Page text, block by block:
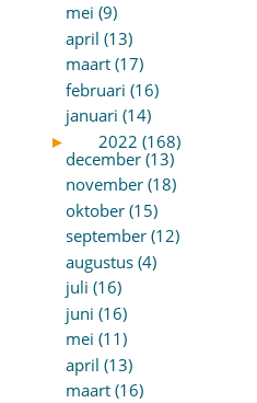
mei (9)
april (13)
maart (17)
februari (16)
januari (14)
►
2022 (168)
december (13)
november (18)
oktober (15)
september (12)
augustus (4)
juli (16)
juni (16)
mei (11)
april (13)
maart (16)